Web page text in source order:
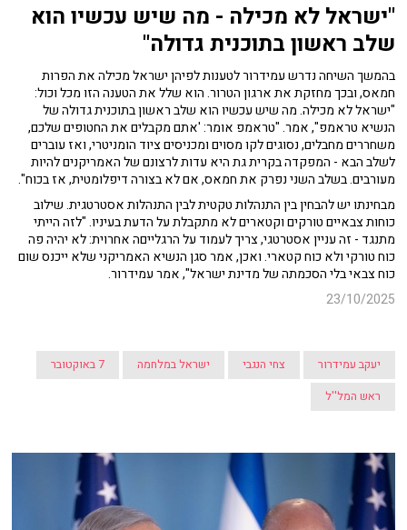
"ישראל לא מכילה - מה שיש עכשיו הוא
שלב ראשון בתוכנית גדולה"
בהמשך השיחה נדרש עמידרור לטענות לפיהן ישראל מכילה את הפרות
חמאס, ובכך מחזקת את ארגון הטרור. הוא שלל את הטענה הזו מכל וכול:
"ישראל לא מכילה. מה שיש עכשיו הוא שלב ראשון בתוכנית גדולה של
הנשיא טראמפ", אמר. "טראמפ אומר: 'אתם מקבלים את החטופים שלכם,
משחררים מחבלים, נסוגים לקו מסוים ומכניסים ציוד הומניטרי, ואז עוברים
לשלב הבא - המפקדה בקרית גת היא עדות לרצונם של האמריקנים להיות
מעורבים. בשלב השני נפרק את חמאס, אם לא בצורה דיפלומטית, אז בכוח".
מבחינתו יש להבחין בין התנהלות טקטית לבין התנהלות אסטרטגית. שילוב
כוחות צבאיים טורקים וקטארים לא מתקבלת על הדעת בעיניו. "לזה הייתי
מתנגד - זה עניין אסטרטגי, צריך לעמוד על הרגלייםה אחרוית: לא יהיה פה
כוח טורקי ולא כוח קטארי. ואכן, אמר סגן הנשיא האמריקני שלא ייכנס שום
כוח צבאי בלי הסכמתה של מדינת ישראל", אמר עמידרור.
23/10/2025
יעקב עמידרור צחי הנגבי ישראל במלחמה
7 באוקטובר
ראש המל''ל